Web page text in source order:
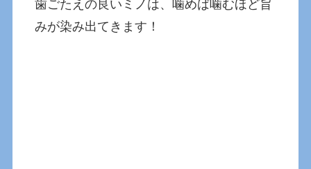
歯ごたえの良いミノは、噛めば噛むほど旨
みが染み出てきます！